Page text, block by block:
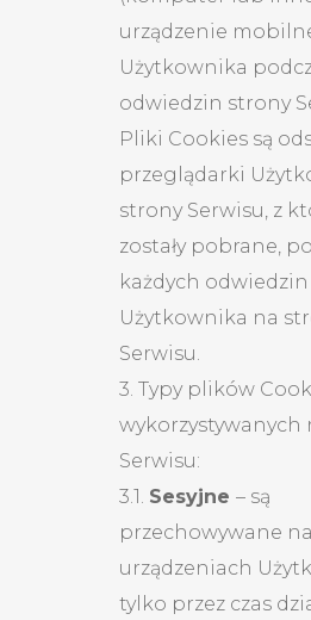
urządzenie
Użytkownika
odwiedzin strony
Pliki Cookies są
przeglądarki
strony Serwisu, z
zostały pobrane,
każdych odwiedzin
Użytkownika na
Serwisu.
3. Typy plików
wykorzystywanych
Serwisu:
3.1. Sesyjne – są
przechowywane na
urządzeniach
tylko przez czas